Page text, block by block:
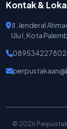
Kontak &
Jl. Jenderal
Ulu I, Kota
© 2026